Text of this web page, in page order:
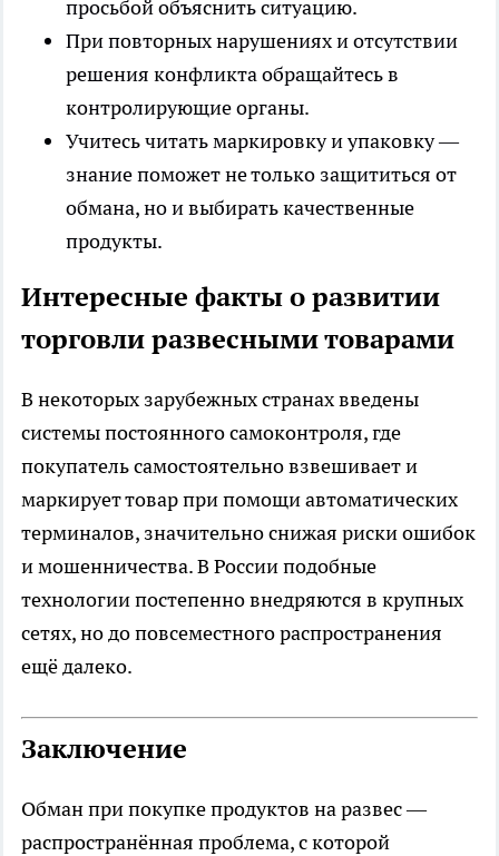
просьбой объяснить ситуацию.
При повторных нарушениях и отсутствии
решения конфликта обращайтесь в
контролирующие органы.
Учитесь читать маркировку и упаковку —
знание поможет не только защититься от
обмана, но и выбирать качественные
продукты.
Интересные факты о развитии
торговли развесными товарами
В некоторых зарубежных странах введены
системы постоянного самоконтроля, где
покупатель самостоятельно взвешивает и
маркирует товар при помощи автоматических
терминалов, значительно снижая риски ошибок
и мошенничества. В России подобные
технологии постепенно внедряются в крупных
сетях, но до повсеместного распространения
ещё далеко.
Заключение
Обман при покупке продуктов на развес —
распространённая проблема, с которой